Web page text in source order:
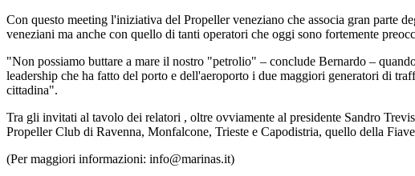
Con questo meeting l'iniziativa del Propeller veneziano che associa gran parte
veneziani ma anche con quello di tanti operatori che oggi sono fortemente
"Non possiamo buttare a mare il nostro "petrolio" – conclude Bernardo –
leadership che ha fatto del porto e dell'aeroporto i due maggiori generatori di
cittadina".
Tra gli invitati al tavolo dei relatori , oltre ovviamente al presidente Sandro
Propeller Club di Ravenna, Monfalcone, Trieste e Capodistria, quello della
(Per maggiori informazioni: info@marinas.it)